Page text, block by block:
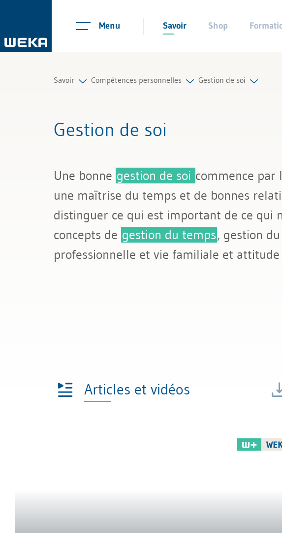
Menu Savoir Shop
Savoir
Gestion et management
Finances & TVA
Compétences personnelles
Gestion de soi
Gestion de soi
Résilience
Gestion de soi
Une bonne gestion de soi commence par
une maîtrise du temps et de bonnes
distinguer ce qui est important de ce qui
concepts de gestion du temps, gestion
professionnelle et vie familiale et
Articles et vidéos